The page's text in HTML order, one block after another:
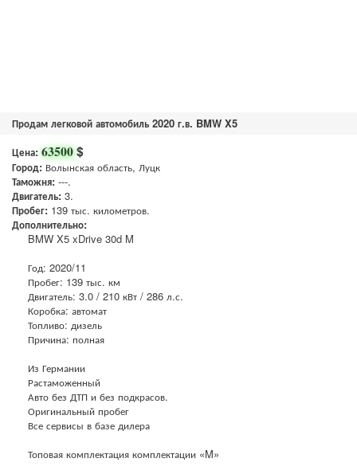
Продам легковой автомобиль 2020 г.в. BMW X5
Цена:63500$
Город: Волынская область, Луцк
Таможня: ---.
Двигатель: 3.
Пробег: 139 тыс. километров.
Дополнительно:
BMW X5 xDrive 30d M
Год: 2020/11
Пробег: 139 тыс. км
Двигатель: 3.0 / 210 кВт / 286 л.с.
Коробка: автомат
Топливо: дизель
Причина: полная
Из Германии
Растаможенный
Авто без ДТП и без подкрасов.
Оригинальный пробег
Все сервисы в базе дилера
Топовая комплектация комплектации «M»